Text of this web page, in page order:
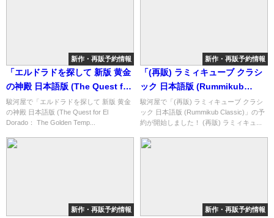
新作・再販予約情報
「エルドラドを探して 新版 黄金
の神殿 日本語版 (The Quest for
El Dorado： The Golden
Temples)」の概略と予約購入可
駿河屋で「エルドラドを探して 新版 黄金
の神殿 日本語版 (The Quest for El
Dorado： The Golden Temp...
新作・再販予約情報
「(再販) ラミィキューブ クラシ
ック 日本語版 (Rummikub
Classic)」の概略と予約購入可能
なショップ紹介！
駿河屋で「(再販) ラミィキューブ クラシ
ック 日本語版 (Rummikub Classic)」の予
約が開始しました！ (再販) ラミィキュ...
新作・再販予約情報 新作・再販予約情報